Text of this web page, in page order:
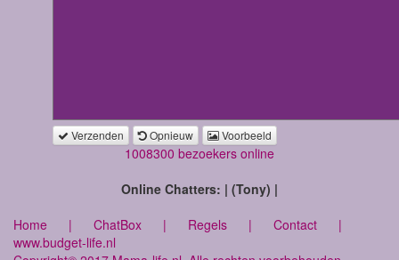
Verzenden Opnieuw Voorbeeld
1008300 bezoekers online
Online Chatters: | (Tony) |
Home | ChatBox | Regels | Contact |
www.budget-life.nl